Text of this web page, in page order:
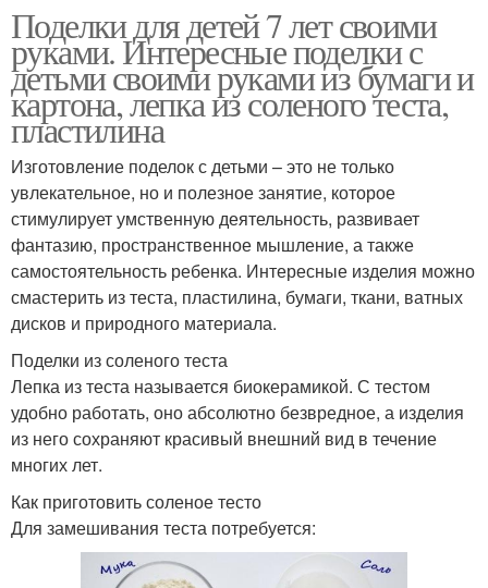
Поделки для детей 7 лет своими
руками. Интересные поделки с
детьми своими руками из бумаги и
картона, лепка из соленого теста,
пластилина
Изготовление поделок с детьми – это не только
увлекательное, но и полезное занятие, которое
стимулирует умственную деятельность, развивает
фантазию, пространственное мышление, а также
самостоятельность ребенка. Интересные изделия можно
смастерить из теста, пластилина, бумаги, ткани, ватных
дисков и природного материала.
Поделки из соленого теста
Лепка из теста называется биокерамикой. С тестом
удобно работать, оно абсолютно безвредное, а изделия
из него сохраняют красивый внешний вид в течение
многих лет.
Как приготовить соленое тесто
Для замешивания теста потребуется: